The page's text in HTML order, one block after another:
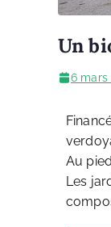
Un
6 mars
Au
Les